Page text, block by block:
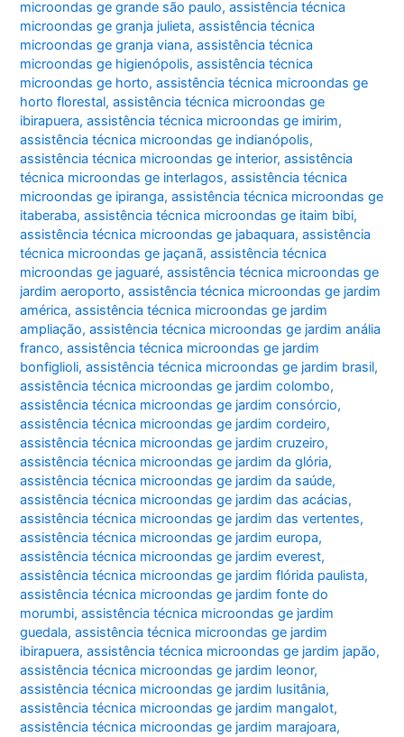
microondas ge grande são paulo,assistência técnica
microondas ge granja julieta,assistência técnica
microondas ge granja viana,assistência técnica
microondas ge higienópolis,assistência técnica
microondas ge horto,assistência técnica microondas ge
horto florestal,assistência técnica microondas ge
ibirapuera,assistência técnica microondas ge imirim,
assistência técnica microondas ge indianópolis,
assistência técnica microondas ge interior,assistência
técnica microondas ge interlagos,assistência técnica
microondas ge ipiranga,assistência técnica microondas ge
itaberaba,assistência técnica microondas ge itaim bibi,
assistência técnica microondas ge jabaquara,assistência
técnica microondas ge jaçanã,assistência técnica
microondas ge jaguaré,assistência técnica microondas ge
jardim aeroporto,assistência técnica microondas ge jardim
américa,assistência técnica microondas ge jardim
ampliação,assistência técnica microondas ge jardim anália
franco,assistência técnica microondas ge jardim
bonfiglioli,assistência técnica microondas ge jardim brasil,
assistência técnica microondas ge jardim colombo,
assistência técnica microondas ge jardim consórcio,
assistência técnica microondas ge jardim cordeiro,
assistência técnica microondas ge jardim cruzeiro,
assistência técnica microondas ge jardim da glória,
assistência técnica microondas ge jardim da saúde,
assistência técnica microondas ge jardim das acácias,
assistência técnica microondas ge jardim das vertentes,
assistência técnica microondas ge jardim europa,
assistência técnica microondas ge jardim everest,
assistência técnica microondas ge jardim flórida paulista,
assistência técnica microondas ge jardim fonte do
morumbi,assistência técnica microondas ge jardim
guedala,assistência técnica microondas ge jardim
ibirapuera,assistência técnica microondas ge jardim japão,
assistência técnica microondas ge jardim leonor,
assistência técnica microondas ge jardim lusitânia,
assistência técnica microondas ge jardim mangalot,
assistência técnica microondas ge jardim marajoara,